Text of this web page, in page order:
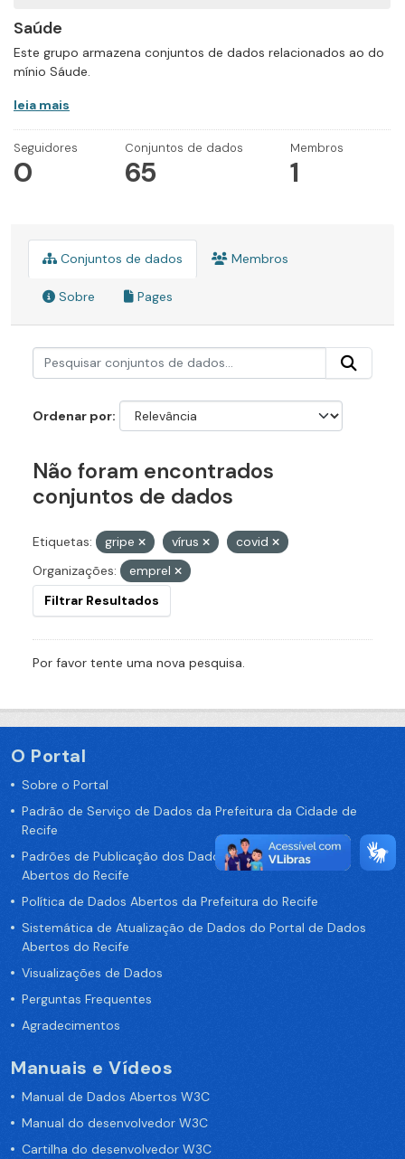
Saúde
Este grupo armazena conjuntos de dados relacionados ao do
mínio Sáude.
leia mais
Seguidores
0
Conjuntos de dados
65
Membros
1
Conjuntos de dados Membros
Sobre Pages
Ordenar por
Não foram encontrados
conjuntos de dados
Etiquetas: gripe vírus
covid
Organizações:
emprel
Filtrar Resultados
Por favor tente uma nova pesquisa.
O Portal
Sobre o Portal
Padrão de Serviço de Dados da Prefeitura da Cidade de
Recife
Padrões de Publicação dos Dados no Portal de Dados
Abertos do Recife
Política de Dados Abertos da Prefeitura do Recife
Sistemática de Atualização de Dados do Portal de Dados
Abertos do Recife
Visualizações de Dados
Perguntas Frequentes
Agradecimentos
Manuais e Vídeos
Manual de Dados Abertos W3C
Manual do desenvolvedor W3C
Cartilha do desenvolvedor W3C